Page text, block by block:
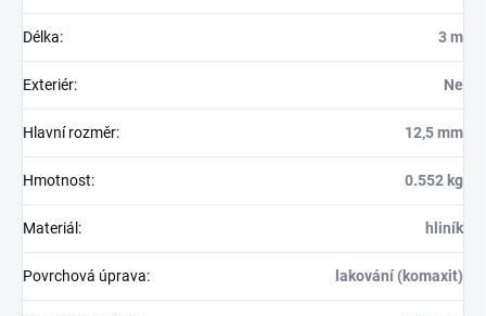
Délka: 3 m
Exteriér: Ne
Hlavní rozměr: 12,5 mm
Hmotnost: 0.552 kg
Materiál : hliník
Povrchová úprava: lakování (komaxit)